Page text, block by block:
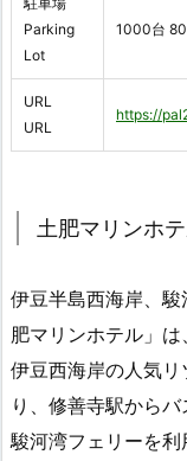
Parking
Lot
1000台
URL
URL
https://
土肥マリンホ
伊豆半島西海岸、
肥マリンホテル」
伊豆西海岸の人気
り、修善寺駅から
駿河湾フェリーを